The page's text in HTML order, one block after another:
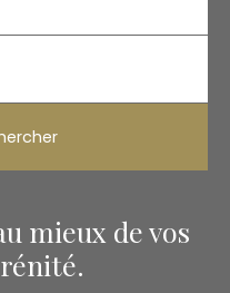
mieux de vos